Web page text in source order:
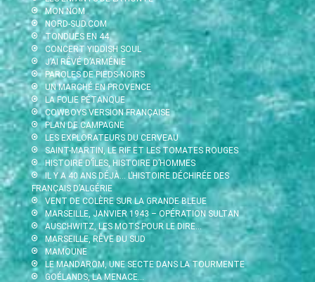
MON NOM
NORD-SUD.COM
TONDUES EN 44
CONCERT YIDDISH SOUL
J’AI RÊVÉ D’ARMÉNIE
PAROLES DE PIEDS-NOIRS
UN MARCHÉ EN PROVENCE
LA FOLIE PÉTANQUE
COWBOYS VERSION FRANÇAISE
PLAN DE CAMPAGNE
LES EXPLORATEURS DU CERVEAU
SAINT-MARTIN, LE RIF ET LES TOMATES ROUGES
HISTOIRE D’ÎLES, HISTOIRE D’HOMMES
IL Y A 40 ANS DÉJÀ… L’HISTOIRE DÉCHIRÉE DES
FRANÇAIS D’ALGÉRIE
VENT DE COLÈRE SUR LA GRANDE BLEUE
MARSEILLE, JANVIER 1943 – OPÉRATION SULTAN
AUSCHWITZ, LES MOTS POUR LE DIRE…
MARSEILLE, RÊVE DU SUD
MAMOUNE
LE MANDAROM, UNE SECTE DANS LA TOURMENTE
GOÉLANDS, LA MENACE…